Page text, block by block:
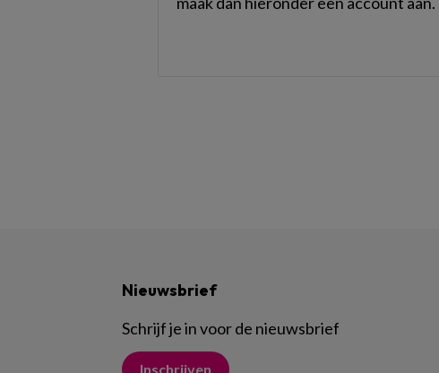
Nieuwsbrief
Schrijf je in voor de nieuwsbrief
Inschrijven